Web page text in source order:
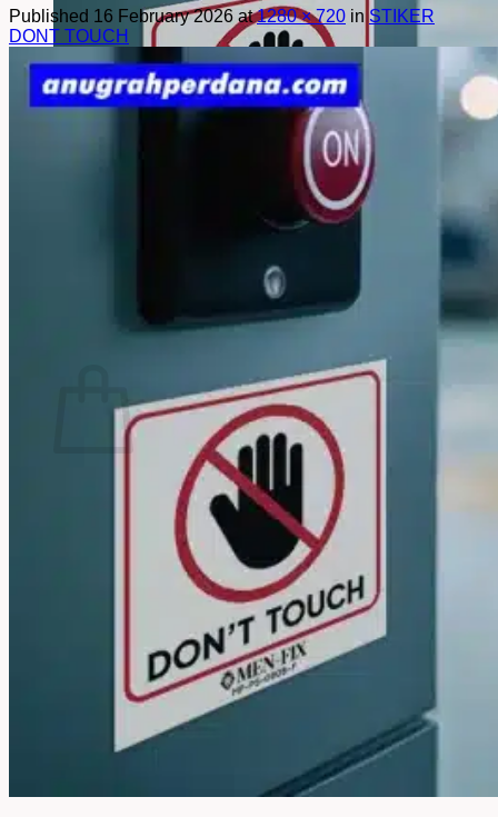
No products in the cart.
Published 16 February 2026 at1280 × 720 in STIKER
DONT TOUCH